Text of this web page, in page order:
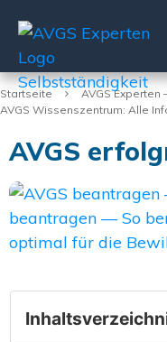
Startseite
AVGS Experten
AVGS Wissenszentrum: Alle
AVGS